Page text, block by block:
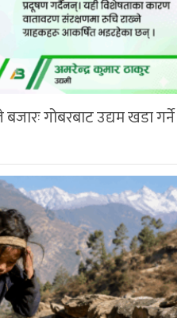
गोबरबाट उद्यम खडा गर्ने